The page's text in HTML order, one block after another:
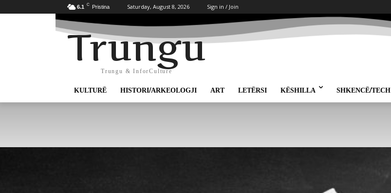
6.1 C Pristina Saturday, August 8, 2026 Sign in / Join
Trungu
Trungu & InforCulture
KULTURË HISTORI/ARKEOLOGJI ART LETËRSI KËSHILLA SHKENCË/TECH